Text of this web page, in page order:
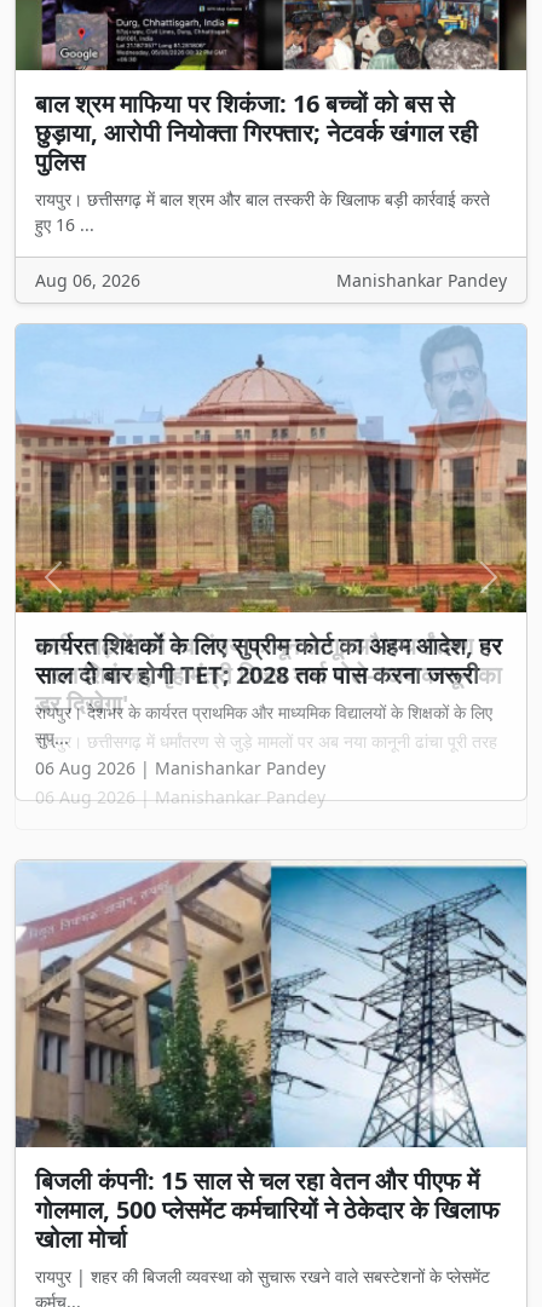
बाल श्रम माफिया पर शिकंजा: 16 बच्चों को बस से
छुड़ाया, आरोपी नियोक्ता गिरफ्तार; नेटवर्क खंगाल रही
पुलिस
रायपुर। छत्तीसगढ़ में बाल श्रम और बाल तस्करी के खिलाफ बड़ी कार्रवाई करते
हुए 16 ...
Aug 06, 2026 Manishankar Pandey
छत्तीसगढ़ में धर्म स्वातंत्र्य कानून लागू: अवैध धर्मांतरण पर
सख्त शिकंजा, गृह मंत्री विजय शर्मा बोले- 'अब कानून का
डर दिखेगा'
रायपुर। छत्तीसगढ़ में धर्मांतरण से जुड़े मामलों पर अब नया कानूनी ढांचा पूरी तरह
...
06 Aug 2026 | Manishankar Pandey
Previous Next
बिजली कंपनी: 15 साल से चल रहा वेतन और पीएफ में
गोलमाल, 500 प्लेसमेंट कर्मचारियों ने ठेकेदार के खिलाफ
खोला मोर्चा
रायपुर | शहर की बिजली व्यवस्था को सुचारू रखने वाले सबस्टेशनों के प्लेसमेंट
कर्मच...